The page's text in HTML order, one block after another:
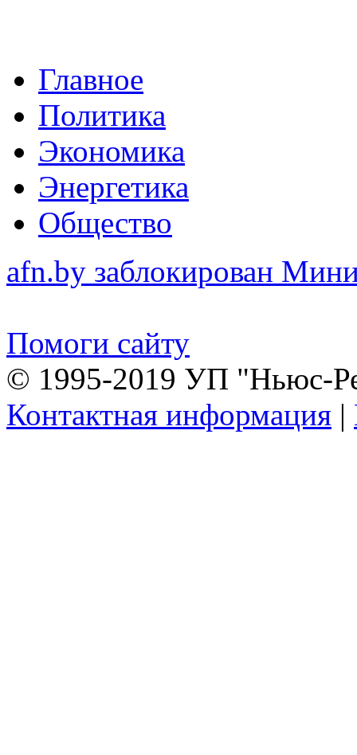
Главное
Политика
Экономика
Энергетика
Общество
afn.by заблокирован
Помоги сайту
© 1995-2019 УП "Ньюс-
Контактная информация |